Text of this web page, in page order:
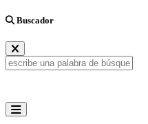
Buscador